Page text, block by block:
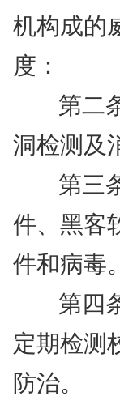
机构成的
度：
第二
洞检测及
第三
件、黑客
件和病毒。
第四
定期检测
防治。